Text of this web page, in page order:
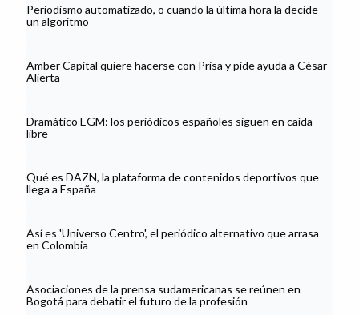
Periodismo automatizado, o cuando la última hora la decide
un algoritmo
Amber Capital quiere hacerse con Prisa y pide ayuda a César
Alierta
Dramático EGM: los periódicos españoles siguen en caída
libre
Qué es DAZN, la plataforma de contenidos deportivos que
llega a España
Así es 'Universo Centro', el periódico alternativo que arrasa
en Colombia
Asociaciones de la prensa sudamericanas se reúnen en
Bogotá para debatir el futuro de la profesión